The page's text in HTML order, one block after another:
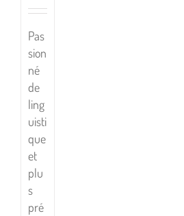
Pas
sion
né
de
ling
uisti
que
et
plu
s
pré